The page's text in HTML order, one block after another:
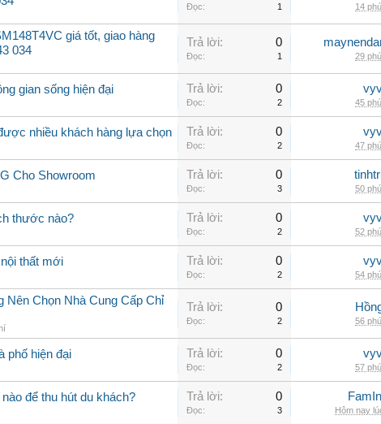
Đọc: 1 14
giá tốt, giao hàng
034
Trả lời: 0
Đọc: 1 29
gian sống hiện đại Trả lời: 0
Đọc: 2 45
nhiều khách hàng lựa chọn Trả lời: 0
Đọc: 2 47
Cho Showroom Trả lời: 0
Đọc: 3 50
thước nào? Trả lời: 0
Đọc: 2 52
thất mới Trả lời: 0
Đọc: 2 54
Nên Chọn Nhà Cung Cấp Chỉ
Trả lời: 0
Đọc: 2 56
phố hiện đại Trả lời: 0
Đọc: 2 57
để thu hút du khách? Trả lời: 0
Đọc: 3 Hôm nay